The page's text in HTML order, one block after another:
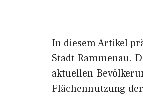
In diesem Artikel
Stadt Rammenau.
aktuellen
Flächennutzung